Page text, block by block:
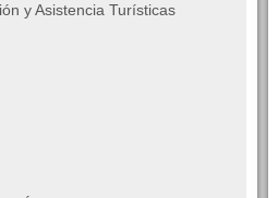
y Asistencia Turísticas